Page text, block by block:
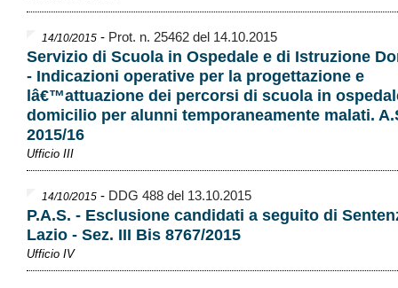
14/10/2015 - Prot. n. 25462 del 14.10.2015
Servizio di Scuola in Ospedale e di Istruzione
- Indicazioni operative per la progettazione e
lâ€™attuazione dei percorsi di scuola in
domicilio per alunni temporaneamente malati.
2015/16
Ufficio III
14/10/2015 - DDG 488 del 13.10.2015
P.A.S. - Esclusione candidati a seguito di
Lazio - Sez. III Bis 8767/2015
Ufficio IV